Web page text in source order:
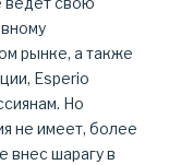
рынке, а также
Esperio
Но
не имеет, более
внес шарагу в